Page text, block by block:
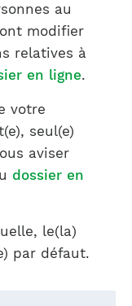
au
modifier
relatives à
en ligne.
votre
seul(e)
aviser
dossier en
le(la)
par défaut.